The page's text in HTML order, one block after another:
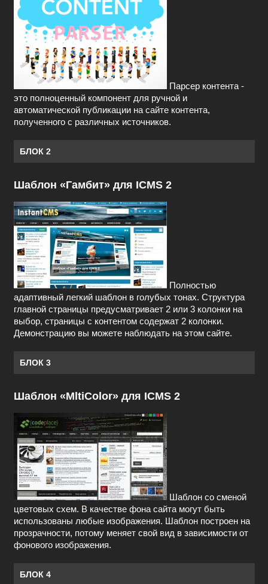
Парсер контента -
это полноценный компонент для ручной и
автоматической публикации на сайте контента,
полученного с различных источников.
БЛОК 2
Шаблон «Гамбит» для ICMS 2
Полностью
адаптивный легкий шаблон в голубых тонах. Структура
главной страницы предусматривает 2 или 3 колонки на
выбор, страницы с контентом содержат 2 колонки.
Демонстрацию вы можете наблюдать на этом сайте.
БЛОК 3
Шаблон «MltiColor» для ICMS 2
Шаблон со сменой
цветовых схем. В качестве фона сайта могут быть
использованы любые изображения. Шаблон построен на
прозрачности, потому меняет свой вид в зависимости от
фонового изображения.
БЛОК 4